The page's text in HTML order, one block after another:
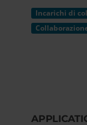
Incarichi di